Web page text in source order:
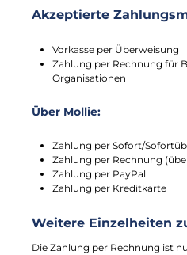
Akzeptierte
Vorkasse per Überweisung
Zahlung per Rechnung für
Organisationen
Über Mollie:
Zahlung per Sofort/
Zahlung per Rechnung
Zahlung per PayPal
Zahlung per Kreditkarte
Weitere Einzelheiten
Die Zahlung per Rechnung ist